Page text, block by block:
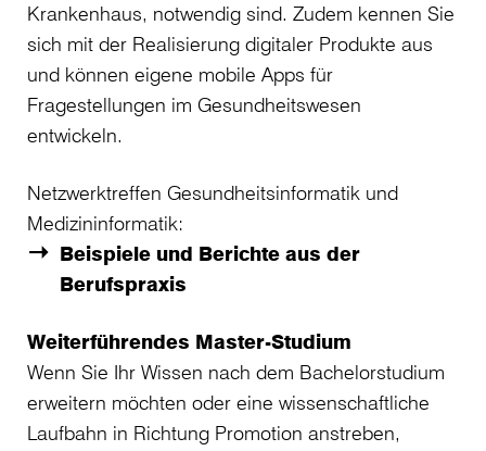
Krankenhaus, notwendig sind. Zudem kennen Sie
sich mit der Realisierung digitaler Produkte aus
und können eigene mobile Apps für
Fragestellungen im Gesundheitswesen
entwickeln.
Netzwerktreffen Gesundheitsinformatik und
Medizininformatik:
Beispiele und Berichte aus der
Berufspraxis
Weiterführendes Master-Studium
Wenn Sie Ihr Wissen nach dem Bachelorstudium
erweitern möchten oder eine wissenschaftliche
Laufbahn in Richtung Promotion anstreben,